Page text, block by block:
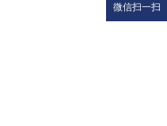
微信扫一扫